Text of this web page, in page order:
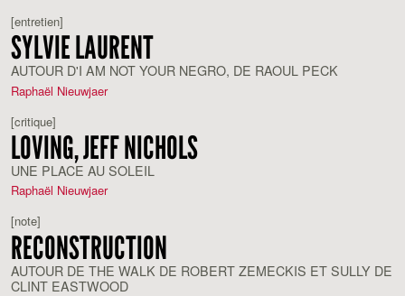
[entretien]
SYLVIE LAURENT
AUTOUR D'I AM NOT YOUR NEGRO, DE RAOUL PECK
Raphaël Nieuwjaer
[critique]
LOVING, JEFF NICHOLS
UNE PLACE AU SOLEIL
Raphaël Nieuwjaer
[note]
RECONSTRUCTION
AUTOUR DE THE WALK DE ROBERT ZEMECKIS ET SULLY DE
CLINT EASTWOOD